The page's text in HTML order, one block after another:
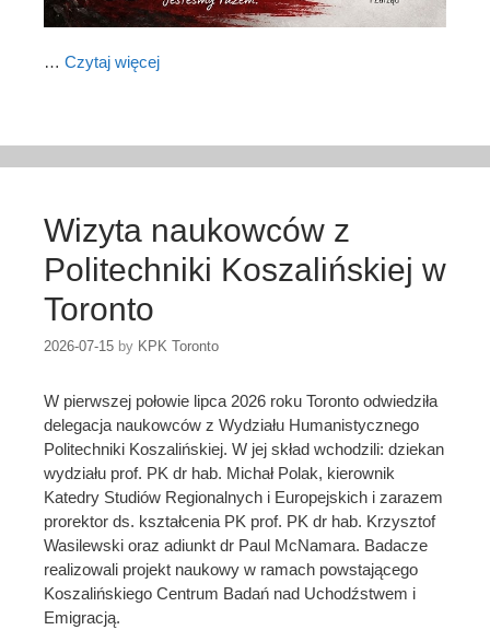
… Czytaj więcej
Wizyta naukowców z
Politechniki Koszalińskiej w
Toronto
2026-07-15 by KPK Toronto
W pierwszej połowie lipca 2026 roku Toronto odwiedziła
delegacja naukowców z Wydziału Humanistycznego
Politechniki Koszalińskiej. W jej skład wchodzili: dziekan
wydziału prof. PK dr hab. Michał Polak, kierownik
Katedry Studiów Regionalnych i Europejskich i zarazem
prorektor ds. kształcenia PK prof. PK dr hab. Krzysztof
Wasilewski oraz adiunkt dr Paul McNamara. Badacze
realizowali projekt naukowy w ramach powstającego
Koszalińskiego Centrum Badań nad Uchodźstwem i
Emigracją.